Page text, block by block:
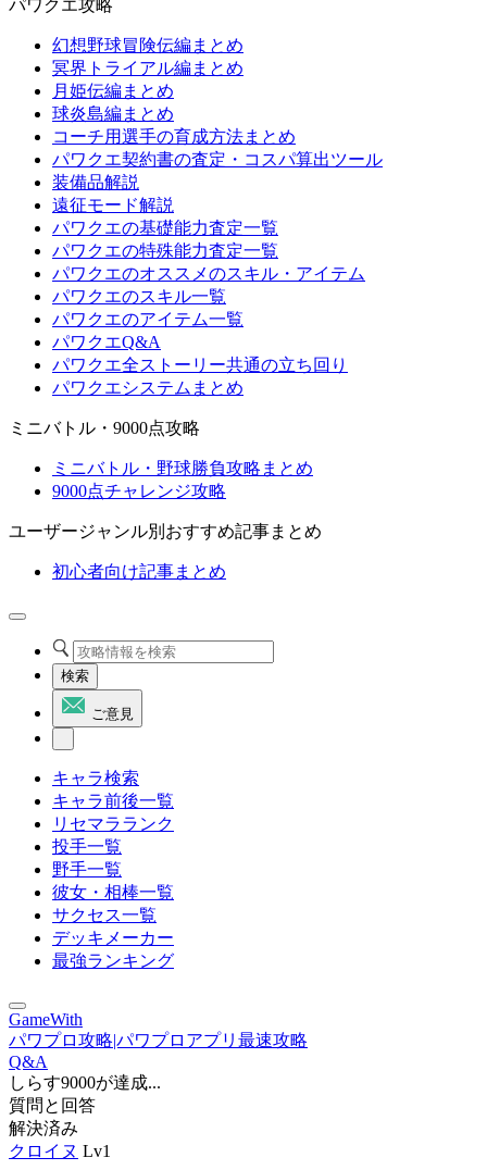
パワクエ攻略
幻想野球冒険伝編まとめ
冥界トライアル編まとめ
月姫伝編まとめ
球炎島編まとめ
コーチ用選手の育成方法まとめ
パワクエ契約書の査定・コスパ算出ツール
装備品解説
遠征モード解説
パワクエの基礎能力査定一覧
パワクエの特殊能力査定一覧
パワクエのオススメのスキル・アイテム
パワクエのスキル一覧
パワクエのアイテム一覧
パワクエQ&A
パワクエ全ストーリー共通の立ち回り
パワクエシステムまとめ
ミニバトル・9000点攻略
ミニバトル・野球勝負攻略まとめ
9000点チャレンジ攻略
ユーザージャンル別おすすめ記事まとめ
初心者向け記事まとめ
検索
ご意見
キャラ検索
キャラ前後一覧
リセマラランク
投手一覧
野手一覧
彼女・相棒一覧
サクセス一覧
デッキメーカー
最強ランキング
GameWith
パワプロ攻略|パワプロアプリ最速攻略
Q&A
しらす9000が達成...
質問と回答
解決済み
クロイヌ Lv1